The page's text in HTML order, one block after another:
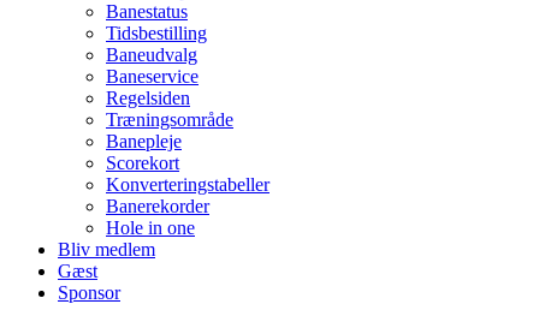
Banestatus
Tidsbestilling
Baneudvalg
Baneservice
Regelsiden
Træningsområde
Banepleje
Scorekort
Konverteringstabeller
Banerekorder
Hole in one
Bliv medlem
Gæst
Sponsor